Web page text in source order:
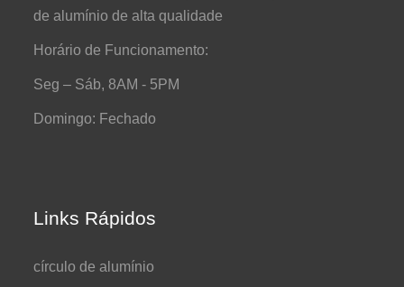
de alumínio de alta qualidade
Horário de Funcionamento:
Seg – Sáb, 8AM - 5PM
Domingo: Fechado
Links Rápidos
círculo de alumínio